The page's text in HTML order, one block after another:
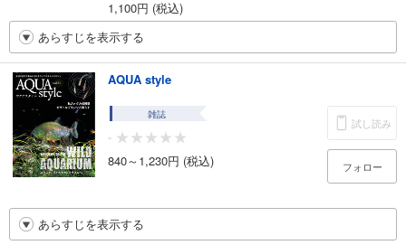
1,100円 (税込)
あらすじを表示する
AQUA style
雑誌
-
840～1,230円 (税込)
試し読み
フォロー
あらすじを表示する